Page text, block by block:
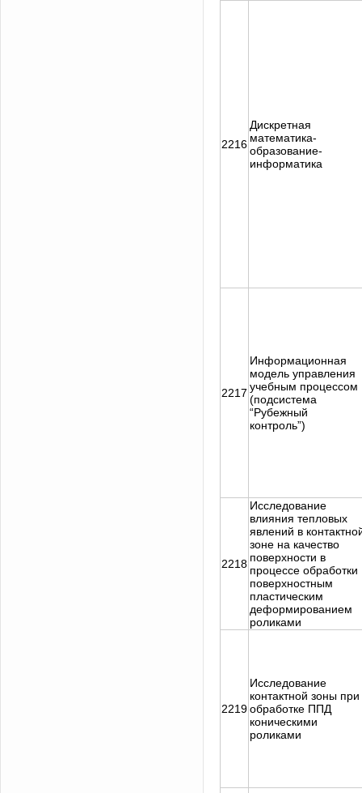
2216
Дискретная
математика-
образование-
информатика
2217
Информационная
модель управления
учебным процессом
(подсистема
“Рубежный
контроль”)
2218
Исследование
влияния тепловых
явлений в
зоне на качество
поверхности в
процессе обработки
поверхностным
пластическим
деформированием
роликами
2219
Исследование
контактной зоны при
обработке ППД
коническими
роликами